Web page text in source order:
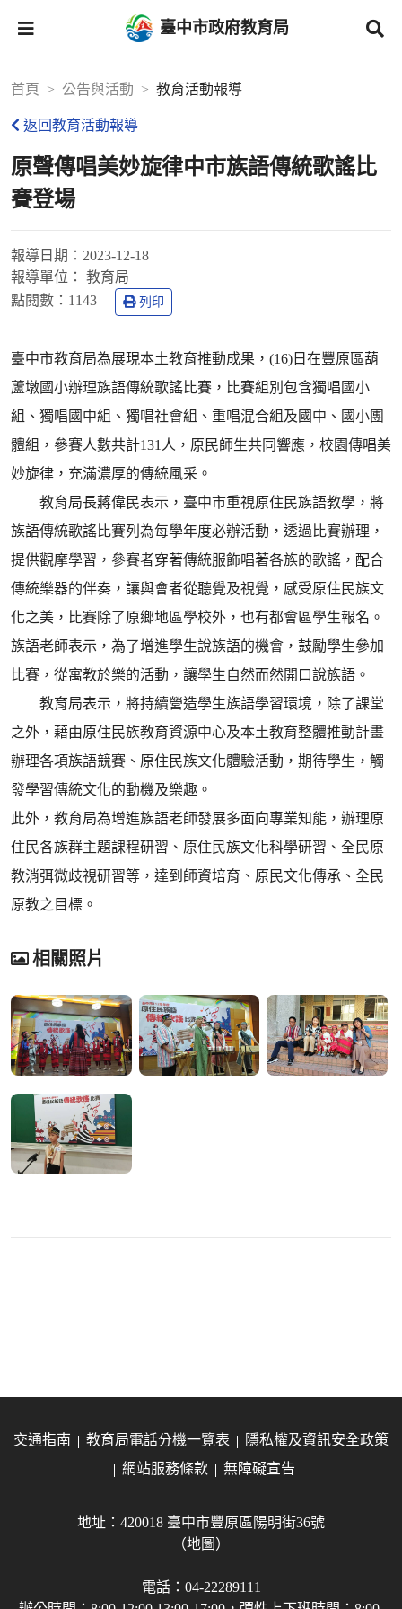
臺中市政府教育局
首頁 公告與活動 教育活動報導
返回教育活動報導
原聲傳唱美妙旋律中市族語傳統歌謠比
賽登場
報導日期： 2023-12-18
報導單位：
教育局
點閱數： 1143 列印
臺中市教育局為展現本土教育推動成果，(16)日在豐原區葫
蘆墩國小辦理族語傳統歌謠比賽，比賽組別包含獨唱國小
組、獨唱國中組、獨唱社會組、重唱混合組及國中、國小團
體組，參賽人數共計131人，原民師生共同響應，校園傳唱美
妙旋律，充滿濃厚的傳統風采。
教育局長蔣偉民表示，臺中市重視原住民族語教學，將
族語傳統歌謠比賽列為每學年度必辦活動，透過比賽辦理，
提供觀摩學習，參賽者穿著傳統服飾唱著各族的歌謠，配合
傳統樂器的伴奏，讓與會者從聽覺及視覺，感受原住民族文
化之美，比賽除了原鄉地區學校外，也有都會區學生報名。
族語老師表示，為了增進學生說族語的機會，鼓勵學生參加
比賽，從寓教於樂的活動，讓學生自然而然開口說族語。
教育局表示，將持續營造學生族語學習環境，除了課堂
之外，藉由原住民族教育資源中心及本土教育整體推動計畫
辦理各項族語競賽、原住民族文化體驗活動，期待學生，觸
發學習傳統文化的動機及樂趣。
此外，教育局為增進族語老師發展多面向專業知能，辦理原
住民各族群主題課程研習、原住民族文化科學研習、全民原
教消弭微歧視研習等，達到師資培育、原民文化傳承、全民
原教之目標。
相關照片
交通指南 教育局電話分機一覽表
隱私權及資訊安全政策
網站服務條款
無障礙宣告
地址：420018 臺中市豐原區陽明街36號
（地圖）
電話：04-22289111